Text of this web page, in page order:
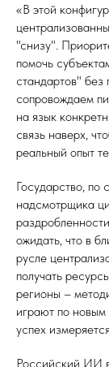
«В этой
"снизу".
помочь
стандартов"
сопровождаем
на язык
связь наверх,
реальный опыт
Государство, по
надсмотрщика
ожидать, что в
русле
получать
регионы –
играют по новым
успех
Российский ИИ